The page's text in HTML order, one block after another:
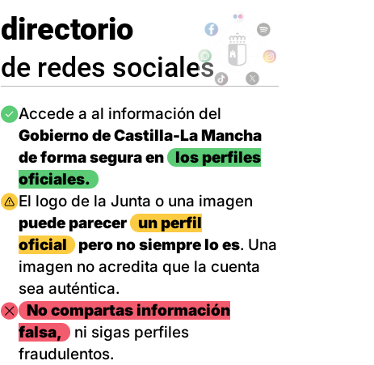
directorio
de redes sociales
Imagen
Accede a al información del
Gobierno de Castilla-La Mancha
de forma segura en
los perfiles
oficiales.
Imagen
El logo de la Junta o una imagen
puede parecer
un perfil
oficial
pero no siempre lo es. Una
imagen no acredita que la cuenta
sea auténtica.
ImagenNo compartas información
falsa,
ni sigas perfiles
fraudulentos.